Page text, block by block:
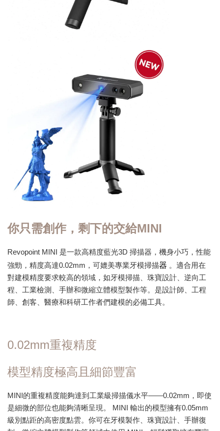
你只需創作，剩下的交給MINI
Revopoint MINI 是一款高精度藍光3D 掃描器，機身小巧，性能
強勁，精度高達0.02mm，可媲美專業牙模掃描器 。適合用在
對建模精度要求較高的領域，如牙模掃描、珠寶設計、逆向工
程、工業檢測、手辦和微縮立體模型製作等。是設計師、工程
師、創客、醫療和科研工作者們建模的必備工具。
0.02mm重複精度
模型精度極高且細節豐富
MINI的重複精度能夠達到工業級掃描儀水平——0.02mm，即使
是細微的部位也能夠清晰呈現。 MINI 輸出的模型擁有0.05mm
級別點距的高密度點雲。你可在牙模製作、珠寶設計、手辦復